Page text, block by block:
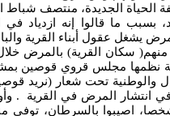
الحياة الجديدة، منتصف
ما قالوا إنه ازدياد في
يشغل عقول أبناء القرية والبالغ
نظمها مجلس قروي قوصين
والوطنية تحت شعار (نريد
انتشار المرض في القرية
.
أكثر من 20 شخصا، اصيبوا